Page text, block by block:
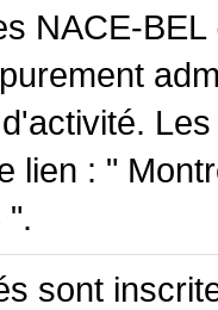
NACE-
lien : "
".
sont